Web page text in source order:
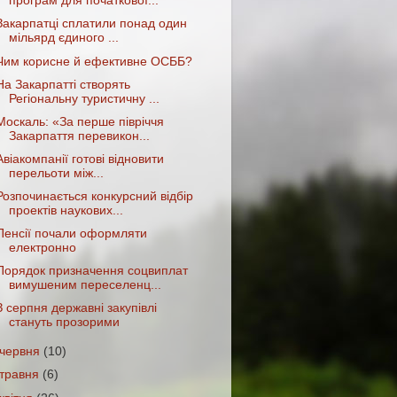
сплатили понад один
мільярд єдиного ...
корисне й ефективне ОСББ?
Закарпатті створять
Регіональну туристичну ...
«За перше півріччя
Закарпаття перевикон...
готові відновити
перельоти між...
конкурсний відбір
проектів наукових...
почали оформляти
електронно
призначення соцвиплат
вимушеним переселенц...
серпня державні закупівлі
стануть прозорими
червня (10)
травня (6)